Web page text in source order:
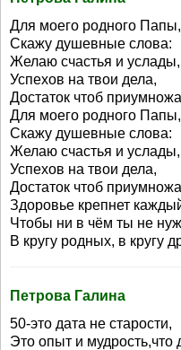
Для моего родного Папы,
Скажу душевные слова:
Желаю счастья и услады,
Успехов на твои дела,
Достаток чтоб
Для моего родного Папы,
Скажу душевные слова:
Желаю счастья и услады,
Успехов на твои дела,
Достаток чтоб
Здоровье крепнет
Чтобы ни в чём ты не
В кругу родных, в кругу
Петрова Галина
50-это дата не старости,
Это опыт и мудрость,что